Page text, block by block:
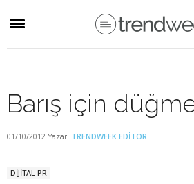
Barış için
01/10/2012 Yazar: TRENDWEEK EDITOR
DİJİTAL PR